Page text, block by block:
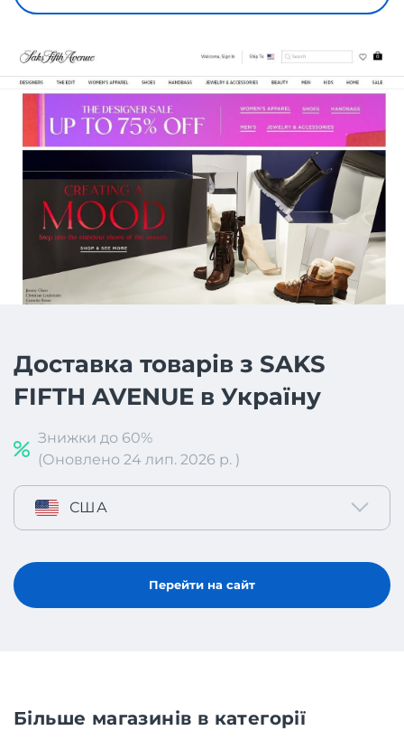
Доставка товарів з SAKS
FIFTH AVENUE в Україну
Знижки до 60%
(Оновлено 24 лип. 2026 р. )
США
Перейти на сайт
Більше магазинів в категорії